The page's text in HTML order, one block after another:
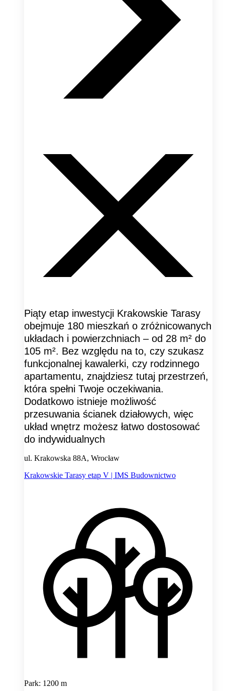
Piąty etap inwestycji Krakowskie Tarasy
obejmuje 180 mieszkań o zróżnicowanych
układach i powierzchniach – od 28 m² do
105 m². Bez względu na to, czy szukasz
funkcjonalnej kawalerki, czy rodzinnego
apartamentu, znajdziesz tutaj przestrzeń,
która spełni Twoje oczekiwania.
Dodatkowo istnieje możliwość
przesuwania ścianek działowych, więc
układ wnętrz możesz łatwo dostosować
do indywidualnych
ul. Krakowska 88A, Wrocław
Krakowskie Tarasy etap V | IMS Budownictwo
Park: 1200 m